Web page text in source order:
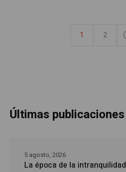
1 2
Últimas publicaciones
La época de la intranquilidad
5 agosto, 2026